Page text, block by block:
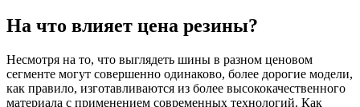
На что влияет цена резины?
Несмотря на то, что выглядеть шины в разном ценовом
сегменте могут совершенно одинаково, более дорогие модели,
как правило, изготавливаются из более высококачественного
материала с применением современных технологий. Как